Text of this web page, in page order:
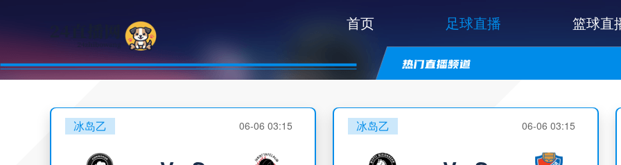
首页 足球直播 篮球直
冰岛乙 06-06 03:15 冰岛乙 06-06 03:15